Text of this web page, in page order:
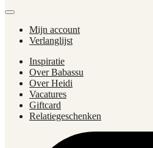
Mijn account
Verlanglijst
Inspiratie
Over Babassu
Over Heidi
Vacatures
Giftcard
Relatiegeschenken